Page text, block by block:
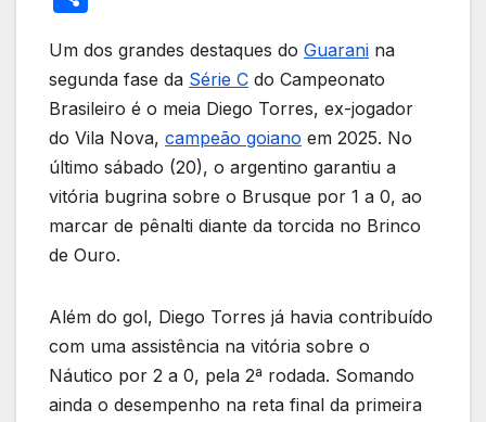
er e
b
o
o
k
s
A
p
p
gr
a
m
e
dI
n
e
st
ar
e
Um dos grandes destaques do Guarani na
segunda fase da Série C do Campeonato
Brasileiro é o meia Diego Torres, ex-jogador
do Vila Nova, campeão goiano em 2025. No
último sábado (20), o argentino garantiu a
vitória bugrina sobre o Brusque por 1 a 0, ao
marcar de pênalti diante da torcida no Brinco
de Ouro.
Além do gol, Diego Torres já havia contribuído
com uma assistência na vitória sobre o
Náutico por 2 a 0, pela 2ª rodada. Somando
ainda o desempenho na reta final da primeira